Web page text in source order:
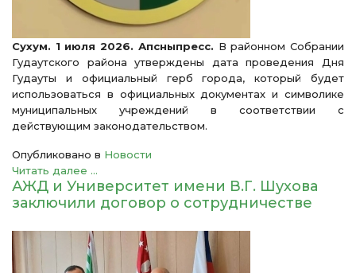
Сухум. 1 июля 2026. Апсныпресс. В районном Собрании
Гудаутского района утверждены дата проведения Дня
Гудауты и официальный герб города, который будет
использоваться в официальных документах и символике
муниципальных учреждений в соответствии с
действующим законодательством.
Опубликовано в Новости
Читать далее ...
АЖД и Университет имени В.Г. Шухова
заключили договор о сотрудничестве